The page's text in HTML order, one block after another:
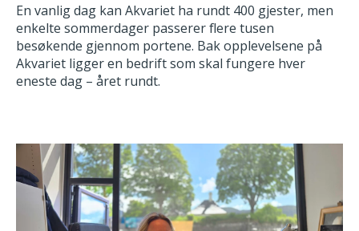
En vanlig dag kan Akvariet ha rundt 400 gjester, men
enkelte sommerdager passerer flere tusen
besøkende gjennom portene. Bak opplevelsene på
Akvariet ligger en bedrift som skal fungere hver
eneste dag – året rundt.